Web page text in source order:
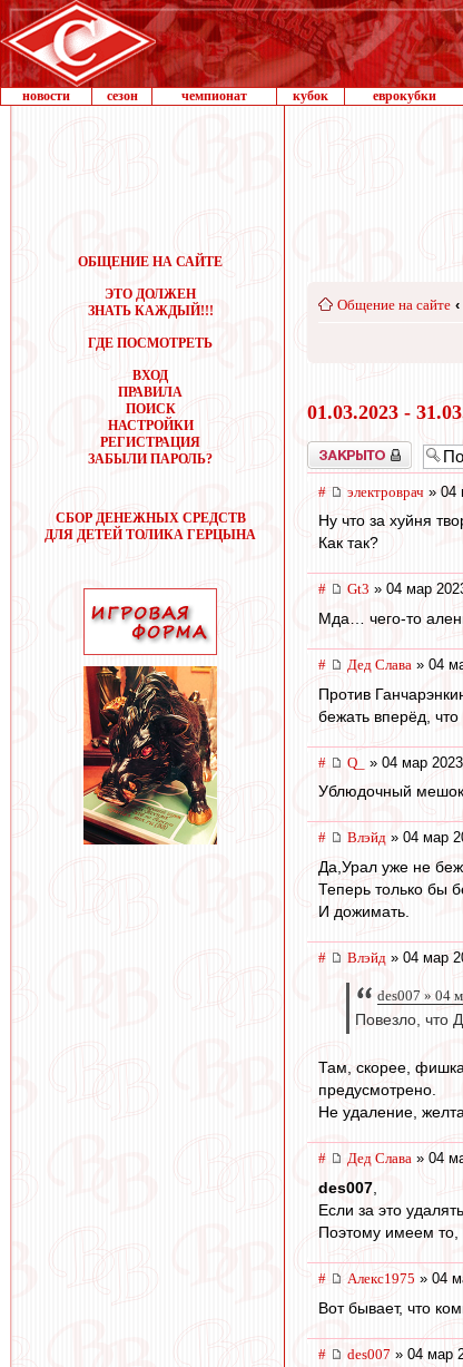
новости сезон чемпионат кубок еврокубки
ОБЩЕНИЕ НА САЙТЕ
ЭТО ДОЛЖЕН
ЗНАТЬ КАЖДЫЙ!!!
ГДЕ ПОСМОТРЕТЬ
ВХОД
ПРАВИЛА
ПОИСК
НАСТРОЙКИ
РЕГИСТРАЦИЯ
ЗАБЫЛИ ПАРОЛЬ?
СБОР ДЕНЕЖНЫХ СРЕДСТВ
ДЛЯ ДЕТЕЙ ТОЛИКА ГЕРЦЫНА
Общение на сайте ‹
01.03.2023 -
Закрыто
# электроврач » 04
Ну что за хуйня
Как так?
# Gt3 » 04 мар
Мда… чего-то
# Дед Слава » 04
Против
бежать вперёд,
# Q_ » 04 мар
Ублюдочный
# Влэйд » 04 мар
Да,Урал уже не
Теперь только бы
И дожимать.
# Влэйд » 04 мар
des007 » 04
Повезло, что
Там, скорее,
предусмотрено.
Не удаление,
# Дед Слава » 04
des007
Если за это
Поэтому имеем то,
# Алекс1975 » 04
Вот бывает, что
# des007 » 04 мар